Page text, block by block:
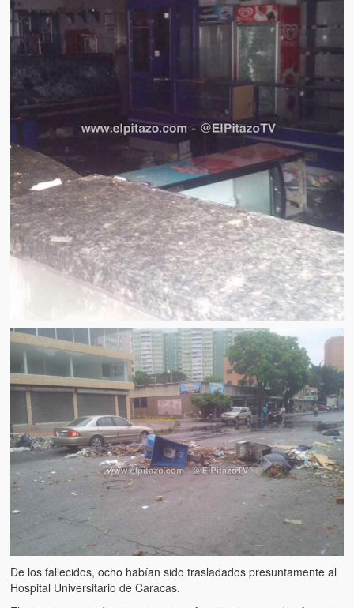
De los fallecidos, ocho habían sido trasladados presuntamente al
Hospital Universitario de Caracas.